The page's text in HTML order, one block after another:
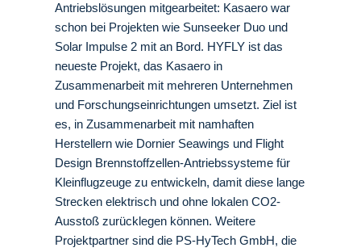
Antriebslösungen mitgearbeitet: Kasaero war
schon bei Projekten wie Sunseeker Duo und
Solar Impulse 2 mit an Bord. HYFLY ist das
neueste Projekt, das Kasaero in
Zusammenarbeit mit mehreren Unternehmen
und Forschungseinrichtungen umsetzt. Ziel ist
es, in Zusammenarbeit mit namhaften
Herstellern wie Dornier Seawings und Flight
Design Brennstoffzellen-Antriebssysteme für
Kleinflugzeuge zu entwickeln, damit diese lange
Strecken elektrisch und ohne lokalen CO2-
Ausstoß zurücklegen können. Weitere
Projektpartner sind die PS-HyTech GmbH, die